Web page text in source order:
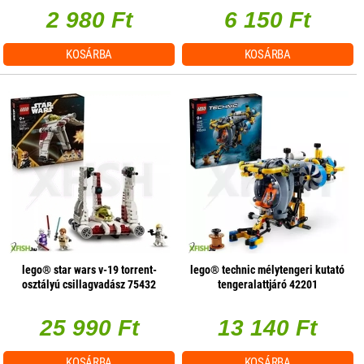
2 980 Ft
KOSÁRBA
6 150 Ft
KOSÁRBA
lego® star wars v-19 torrent-
osztályú csillagvadász 75432
25 990 Ft
lego® technic mélytengeri kutató
tengeralattjáró 42201
13 140 Ft